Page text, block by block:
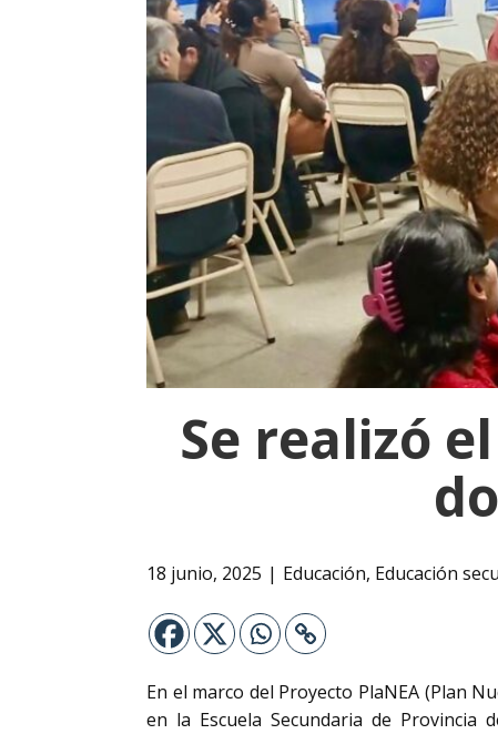
Se realizó
18 junio, 2025 Educación, Educación
En el marco del Proyecto PlaNEA (Plan
en la Escuela Secundaria de Provincia